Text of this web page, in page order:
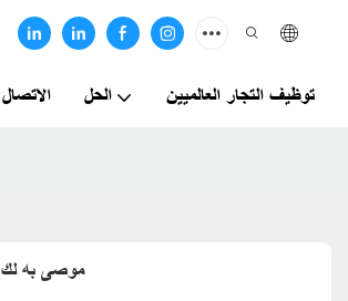
الاتصال الحل توظيف التجار العالميين
موصى به لك